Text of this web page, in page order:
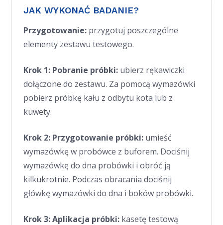
JAK WYKONAĆ BADANIE?
Przygotowanie: przygotuj poszczególne
elementy zestawu testowego.
Krok 1: Pobranie próbki: ubierz rękawiczki
dołączone do zestawu. Za pomocą wymazówki
pobierz próbkę kału z odbytu kota lub z
kuwety.
Krok 2: Przygotowanie próbki: umieść
wymazówkę w probówce z buforem. Dociśnij
wymazówkę do dna probówki i obróć ją
kilkukrotnie. Podczas obracania dociśnij
główkę wymazówki do dna i boków probówki.
Krok 3: Aplikacja próbki: kasetę testową